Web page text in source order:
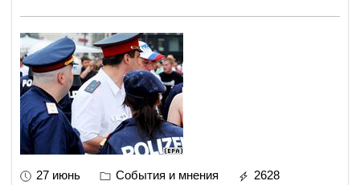
27 июнь События и мнения
2628